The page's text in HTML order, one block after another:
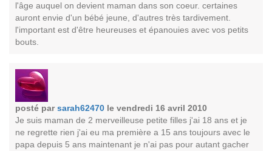
l'âge auquel on devient maman dans son coeur. certaines
auront envie d'un bébé jeune, d'autres très tardivement.
l'important est d'être heureuses et épanouies avec vos petits
bouts.
posté parsarah62470 le vendredi 16 avril 2010
Je suis maman de 2 merveilleuse petite filles j'ai 18 ans et je
ne regrette rien j'ai eu ma première a 15 ans toujours avec le
papa depuis 5 ans maintenant je n'ai pas pour autant gacher